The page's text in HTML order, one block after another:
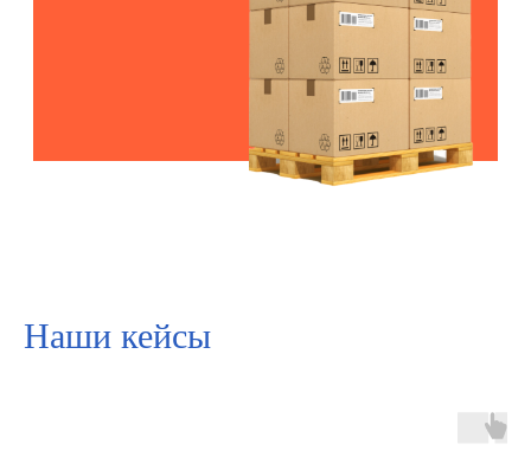
Наши кейсы